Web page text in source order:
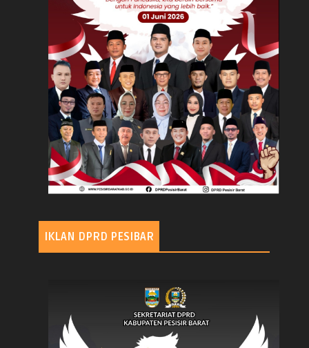
IKLAN DPRD PESIBAR